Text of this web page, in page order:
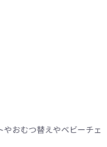
おむつ替えやベビーチェ